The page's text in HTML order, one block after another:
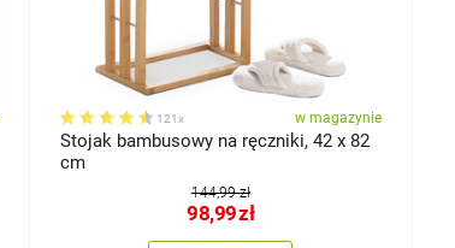
121x w magazynie
Stojak bambusowy na ręczniki, 42 x 82
cm
144,99 zł
98,99zł